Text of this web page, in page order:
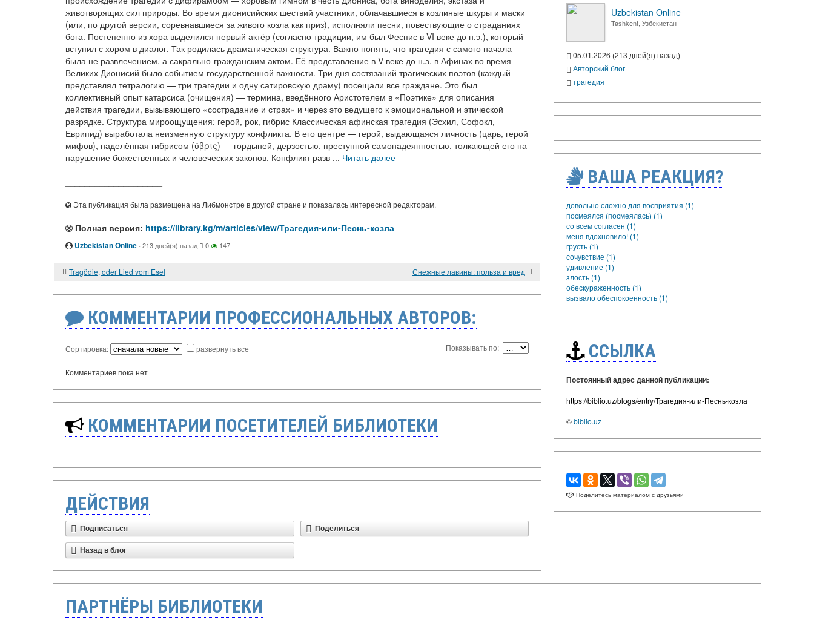
животворящих сил природы. Во время дионисийских шествий участники, облачавшиеся в козлиные шкуры и маски
(или, по другой версии, соревнавшиеся за живого козла как приз), исполняли песни, повествующие о страданиях
бога. Постепенно из хора выделился первый актёр (согласно традиции, им был Феспис в VI веке до н.э.), который
вступил с хором в диалог. Так родилась драматическая структура. Важно понять, что трагедия с самого начала
была не развлечением, а сакрально-гражданским актом. Её представление в V веке до н.э. в Афинах во время
Великих Дионисий было событием государственной важности. Три дня состязаний трагических поэтов (каждый
представлял тетралогию — три трагедии и одну сатировскую драму) посещали все граждане. Это был
коллективный опыт катарсиса (очищения) — термина, введённого Аристотелем в «Поэтике» для описания
действия трагедии, вызывающего «сострадание и страх» и через это ведущего к эмоциональной и этической
разрядке. Структура мироощущения: герой, рок, гибрис Классическая афинская трагедия (Эсхил, Софокл,
Еврипид) выработала неизменную структуру конфликта. В его центре — герой, выдающаяся личность (царь, герой
мифов), наделённая гибрисом (ὕβρις) — гордыней, дерзостью, преступной самонадеянностью, толкающей его на
нарушение божественных и человеческих законов. Конфликт разв ... Читать далее
Эта публикация была размещена на Либмонстре в другой стране и показалась интересной редакторам.
Полная версия: https://library.kg/m/articles/view/Трагедия-или-Песнь-козла
Uzbekistan Online · 213 дней(я) назад 0 147
Tragödie, oder Lied vom Esel Снежные лавины: польза и вред
КОММЕНТАРИИ ПРОФЕССИОНАЛЬНЫХ АВТОРОВ:
Сортировка: развернуть все Показывать по:
Комментариев пока нет
КОММЕНТАРИИ ПОСЕТИТЕЛЕЙ БИБЛИОТЕКИ
ДЕЙСТВИЯ
Подписаться Поделиться
Назад в блог
Uzbekistan Online
Tashkent, Узбекистан
05.01.2026 (213 дней(я) назад)
Авторский блог
трагедия
ВАША РЕАКЦИЯ?
довольно сложно для восприятия (1)
посмеялся (посмеялась) (1)
со всем согласен (1)
меня вдохновило! (1)
грусть (1)
сочувствие (1)
удивление (1)
злость (1)
обескураженность (1)
вызвало обеспокоенность (1)
ССЫЛКА
Постоянный адрес данной публикации:
https://biblio.uz/blogs/entry/Трагедия-или-Песнь-козла
©biblio.uz
Поделитесь материалом с друзьями
ПАРТНЁРЫ БИБЛИОТЕКИ